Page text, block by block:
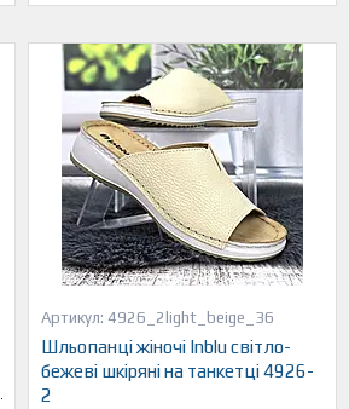
4926_2light_beige_36
Шльопанці жіночі Inblu світло-
бежеві шкіряні на танкетці 4926-
2